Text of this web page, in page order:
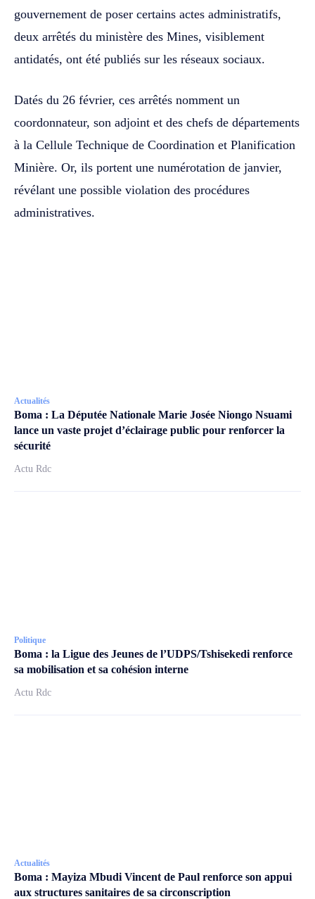
gouvernement de poser certains actes administratifs,
deux arrêtés du ministère des Mines, visiblement
antidatés, ont été publiés sur les réseaux sociaux.
Datés du 26 février, ces arrêtés nomment un
coordonnateur, son adjoint et des chefs de départements
à la Cellule Technique de Coordination et Planification
Minière. Or, ils portent une numérotation de janvier,
révélant une possible violation des procédures
administratives.
Actualités
Boma : La Députée Nationale Marie Josée Niongo Nsuami
lance un vaste projet d’éclairage public pour renforcer la
sécurité
Actu Rdc
Politique
Boma : la Ligue des Jeunes de l’UDPS/Tshisekedi renforce
sa mobilisation et sa cohésion interne
Actu Rdc
Actualités
Boma : Mayiza Mbudi Vincent de Paul renforce son appui
aux structures sanitaires de sa circonscription